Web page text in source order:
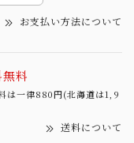
お支払い方法について
料
は一律880円(北海道は1,9
送料について